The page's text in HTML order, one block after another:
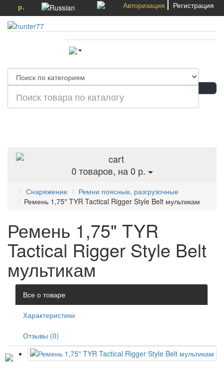
р. Авторизация Регистрация
0 товаров, на 0 р.
Снаряжение
Ремни поясные, разгрузочные
Ремень 1,75" TYR Tactical Rigger Style Belt мультикам
Ремень 1,75" TYR
Tactical Rigger Style Belt
мультикам
Все о товаре
Характеристики
Отзывы (0)